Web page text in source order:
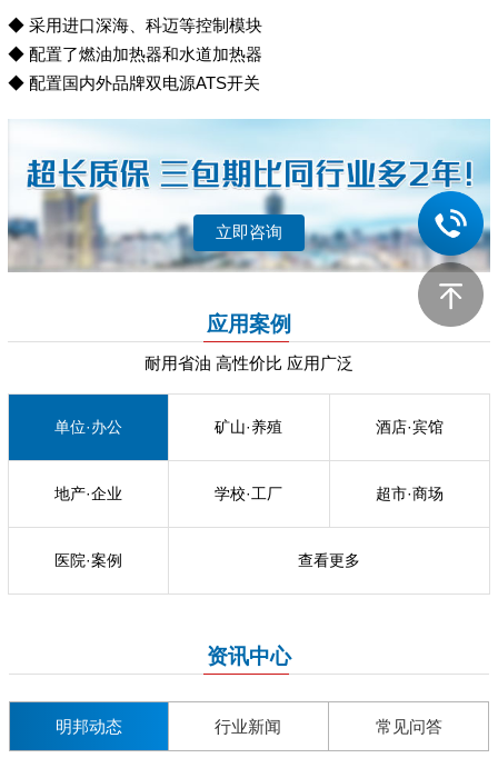
◆ 采用进口深海、科迈等控制模块
◆ 配置了燃油加热器和水道加热器
◆ 配置国内外品牌双电源ATS开关
立即咨询
应用案例
耐用省油 高性价比 应用广泛
单位·办公 矿山·养殖 酒店·宾馆
地产·企业 学校·工厂 超市·商场
医院·案例 查看更多
资讯中心
明邦动态 行业新闻 常见问答